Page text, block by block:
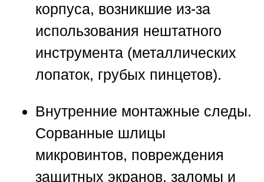
корпуса, возникшие из-за
использования нештатного
инструмента (металлических
лопаток, грубых пинцетов).
Внутренние монтажные следы.
Сорванные шлицы
микровинтов, повреждения
защитных экранов, заломы и